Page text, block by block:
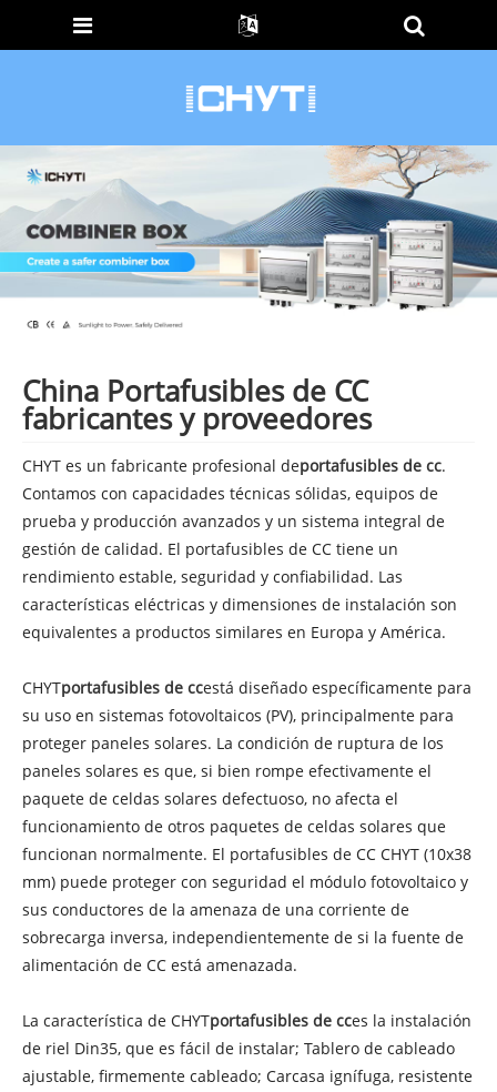
China Portafusibles de CC
fabricantes y proveedores
CHYT es un fabricante profesional deportafusibles de cc.
Contamos con capacidades técnicas sólidas, equipos de
prueba y producción avanzados y un sistema integral de
gestión de calidad. El portafusibles de CC tiene un
rendimiento estable, seguridad y confiabilidad. Las
características eléctricas y dimensiones de instalación son
equivalentes a productos similares en Europa y América.
CHYTportafusibles de ccestá diseñado específicamente para
su uso en sistemas fotovoltaicos (PV), principalmente para
proteger paneles solares. La condición de ruptura de los
paneles solares es que, si bien rompe efectivamente el
paquete de celdas solares defectuoso, no afecta el
funcionamiento de otros paquetes de celdas solares que
funcionan normalmente. El portafusibles de CC CHYT (10x38
mm) puede proteger con seguridad el módulo fotovoltaico y
sus conductores de la amenaza de una corriente de
sobrecarga inversa, independientemente de si la fuente de
alimentación de CC está amenazada.
La característica de CHYTportafusibles de cces la instalación
de riel Din35, que es fácil de instalar; Tablero de cableado
ajustable, firmemente cableado; Carcasa ignífuga, resistente